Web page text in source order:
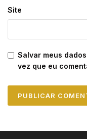
Site
Salvar meus
vez que eu